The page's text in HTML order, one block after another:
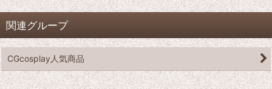
関連グループ
CGcosplay人気商品